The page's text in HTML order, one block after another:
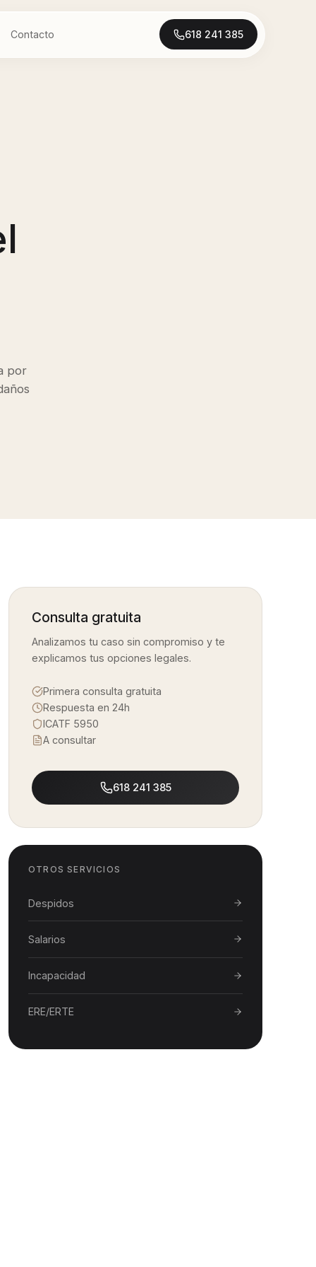
Contacto 618 241 385
por
Consulta gratuita
Analizamos tu caso sin compromiso y te
explicamos tus opciones legales.
Primera consulta gratuita
Respuesta en 24h
ICATF 5950
A consultar
618 241 385
OTROS SERVICIOS
Despidos
Salarios
Incapacidad
ERE/ERTE